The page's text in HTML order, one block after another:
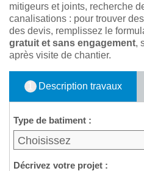
mitigeurs et joints, recherche
canalisations : pour trouver
des devis, remplissez le
gratuit et sans engagement,
après visite de chantier.
Description travaux
Type de batiment :
Décrivez votre projet :